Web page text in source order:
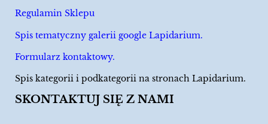
Regulamin Sklepu
Spis tematyczny galerii google Lapidarium.
Formularz kontaktowy.
Spis kategorii i podkategorii na stronach Lapidarium.
SKONTAKTUJ SIĘ Z NAMI